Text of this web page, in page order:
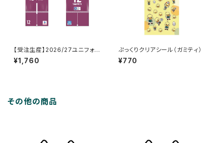
【受注生産】2026/27ユニフォー
ム型ティッシュカバー_GK/1st
¥1,760
ぷっくりクリアシール（ガミティ）
¥770
その他の商品